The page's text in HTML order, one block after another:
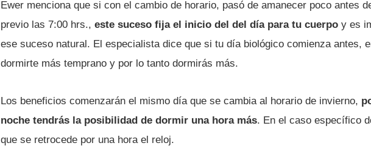
Ewer menciona que si con el cambio de horario, pasó de amanecer poco antes
previo las 7:00 hrs., este suceso fija el inicio del del día para tu cuerpo y es
ese suceso natural. El especialista dice que si tu día biológico comienza antes,
dormirte más temprano y por lo tanto dormirás más.
Los beneficios comenzarán el mismo día que se cambia al horario de invierno,
noche tendrás la posibilidad de dormir una hora más. En el caso específico
que se retrocede por una hora el reloj.